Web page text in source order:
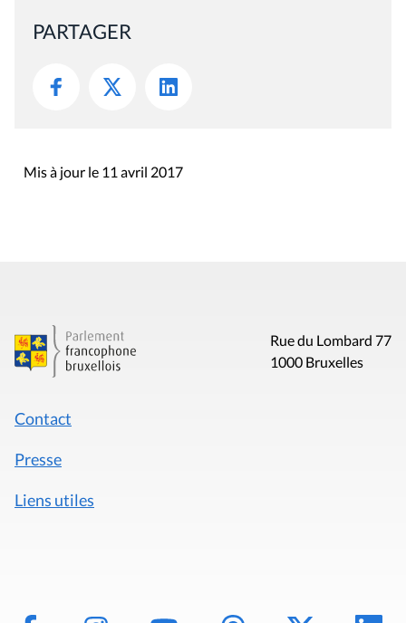
PARTAGER
Mis à jour le 11 avril 2017
Rue du Lombard 77
1000 Bruxelles
Contact
Presse
Liens utiles